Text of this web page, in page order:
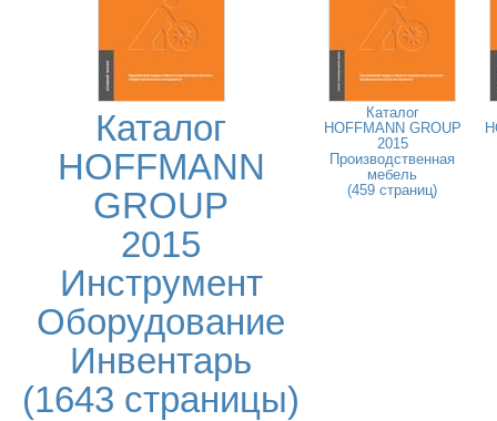
Каталог
HOFFMANN
GROUP
2015
Инструмент
Оборудование
Инвентарь
(1643 страницы)
Каталог
HOFFMANN GROUP
2015
Производственная
мебель
(459 страниц)